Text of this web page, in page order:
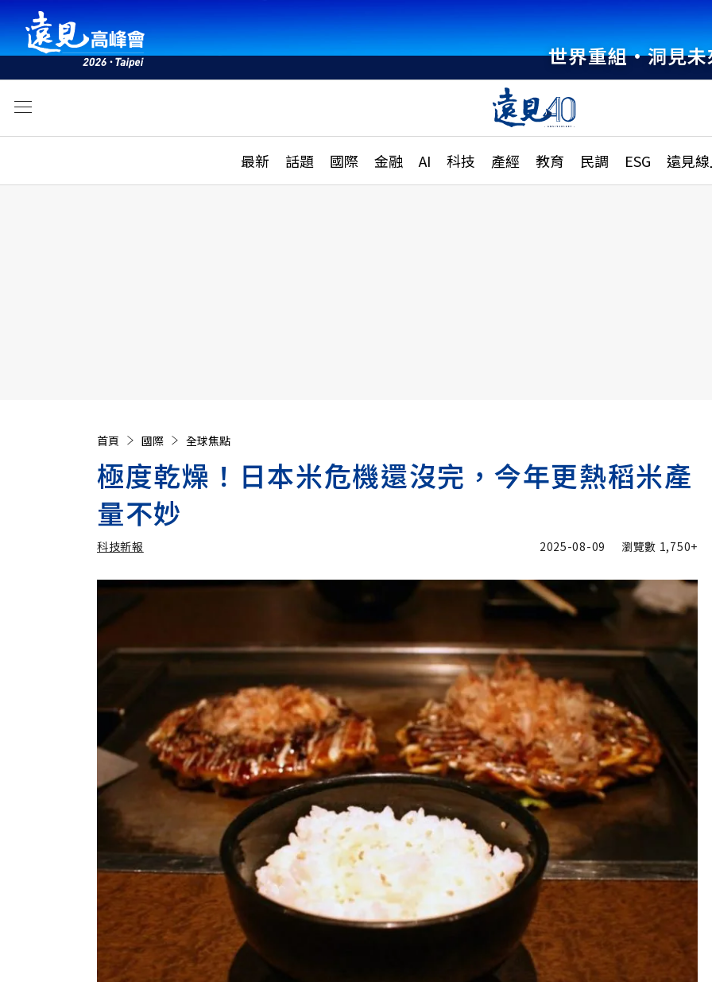
世界重組・洞見
最新 話題 國際 金融 AI 科技 產經 教育 民調 ESG 遠見
活動
話題
國際
特輯
大學升學、職涯攻略
縣市施政調查全解析
首頁 國際 全球焦點
極度乾燥！日本米危機還沒完，今年更熱稻米產
量不妙
科技新報
科技新報 加入追蹤
2025-08-09 瀏覽數 1,750+